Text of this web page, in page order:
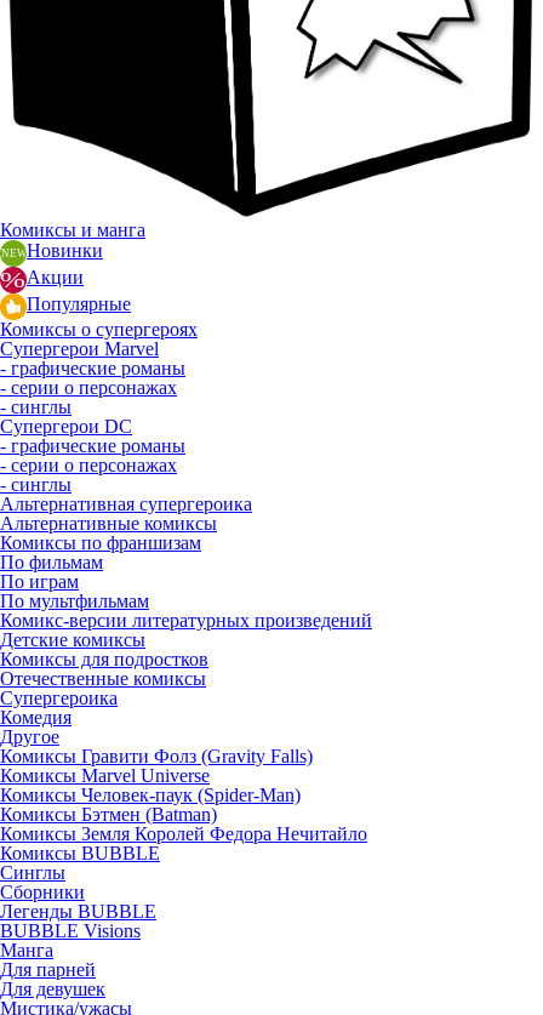
Комиксы и манга
Новинки
Акции
Популярные
Комиксы о супергероях
Супергерои Marvel
- графические романы
- серии о персонажах
- синглы
Супергерои DC
- графические романы
- серии о персонажах
- синглы
Альтернативная супергероика
Альтернативные комиксы
Комиксы по франшизам
По фильмам
По играм
По мультфильмам
Комикс-версии литературных произведений
Детские комиксы
Комиксы для подростков
Отечественные комиксы
Супергероика
Комедия
Другое
Комиксы Гравити Фолз (Gravity Falls)
Комиксы Marvel Universe
Комиксы Человек-паук (Spider-Man)
Комиксы Бэтмен (Batman)
Комиксы Земля Королей Федора Нечитайло
Комиксы BUBBLE
Синглы
Сборники
Легенды BUBBLE
BUBBLE Visions
Манга
Для парней
Для девушек
Мистика/ужасы